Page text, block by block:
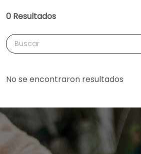
0 Resultados
Buscar
No se encontraron resultados